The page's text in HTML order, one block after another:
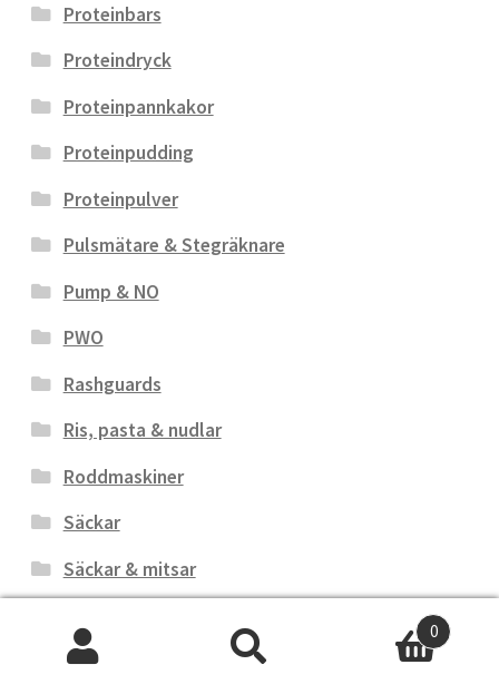
Proteinbars
Proteindryck
Proteinpannkakor
Proteinpudding
Proteinpulver
Pulsmätare & Stegräknare
Pump & NO
PWO
Rashguards
Ris, pasta & nudlar
Roddmaskiner
Säckar
Säckar & mitsar
Säcktillbehör
0